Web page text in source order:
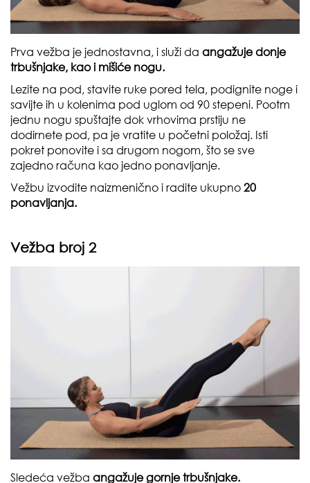
Prva vežba je jednostavna, i služi da angažuje donje
trbušnjake, kao i mišiće nogu.
Lezite na pod, stavite ruke pored tela, podignite noge i
savijte ih u kolenima pod uglom od 90 stepeni. Pootm
jednu nogu spuštajte dok vrhovima prstiju ne
dodirnete pod, pa je vratite u početni položaj. Isti
pokret ponovite i sa drugom nogom, što se sve
zajedno računa kao jedno ponavljanje.
Vežbu izvodite naizmenično i radite ukupno 20
ponavljanja.
Vežba broj 2
Sledeća vežba angažuje gornje trbušnjake.